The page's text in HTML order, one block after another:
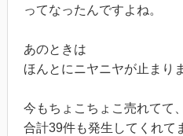
ってなったんですよね。
あのときは
ほんとにニヤニヤが止まり
今もちょこちょこ売れてて、
合計39件も発生してくれて